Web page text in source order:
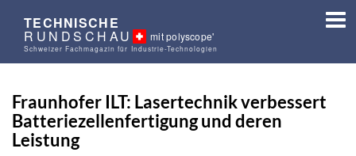
TECHNISCHE
RUNDSCHAU mit polyscope'
Schweizer Fachmagazin für Industrie-Technologien
Fraunhofer ILT: Lasertechnik verbessert
Batteriezellenfertigung und deren
Leistung